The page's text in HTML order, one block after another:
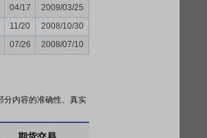
04/17
2009/03/25
11/20
2008/10/30
07/26 2008/07/10
分内容的准确性、真实